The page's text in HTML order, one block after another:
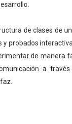
de clases de
y probados
de manera
a